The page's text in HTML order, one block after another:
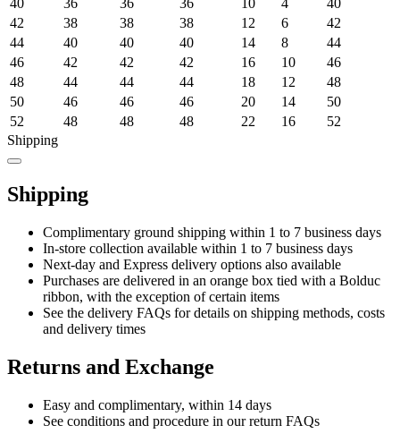
40 36 36 36 10 4
40
42
38 38 38 12 6
42
44
40 40 40 14 8
44
46
42 42 42 16 10
46
48
44 44 44 18 12
48
50
46 46 46 20 14
50
52
48 48 48 22 16
52
Shipping
Shipping
Complimentary ground shipping within 1 to 7 business days
In-store collection available within 1 to 7 business days
Next-day and Express delivery options also available
Purchases are delivered in an orange box tied with a Bolduc
ribbon, with the exception of certain items
See the delivery FAQs for details on shipping methods, costs
and delivery times
Returns and Exchange
Easy and complimentary, within 14 days
See conditions and procedure in our return FAQs